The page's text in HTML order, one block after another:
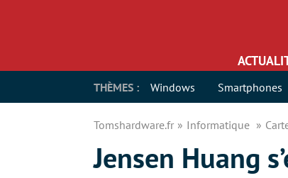
THÈMES : Windows Smartphones
Tomshardware.fr Informatique
Jensen Huang